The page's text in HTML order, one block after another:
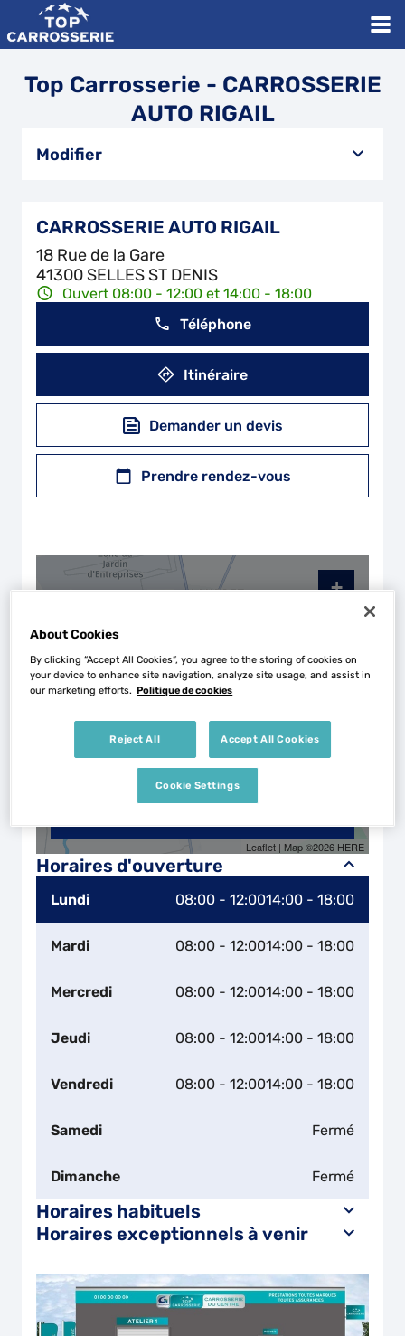
Top Carrosserie - CARROSSERIE
AUTO RIGAIL
Modifier
CARROSSERIE AUTO RIGAIL
18 Rue de la Gare
41300 SELLES ST DENIS
Ouvert 08:00 - 12:00 et 14:00 - 18:00
Téléphone
Itinéraire
Demander un devis
Prendre rendez-vous
Horaires d'ouverture
Lundi 08:00 - 12:0014:00 - 18:00
Mardi 08:00 - 12:0014:00 - 18:00
Mercredi 08:00 - 12:0014:00 - 18:00
Jeudi 08:00 - 12:0014:00 - 18:00
Vendredi 08:00 - 12:0014:00 - 18:00
Samedi Fermé
Dimanche Fermé
Horaires habituels
Horaires exceptionnels à venir
+
Leaflet | Map ©2026 HERE
About Cookies
By clicking “Accept All Cookies”, you agree to the storing of cookies on
your device to enhance site navigation, analyze site usage, and assist in
our marketing efforts. Politique de cookies
Reject All Accept All Cookies
Cookie Settings